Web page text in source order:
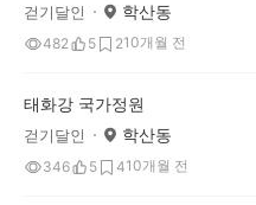
걷기달인 학산동
482 5 210개월 전
태화강 국가정원
걷기달인 학산동
346 5 410개월 전